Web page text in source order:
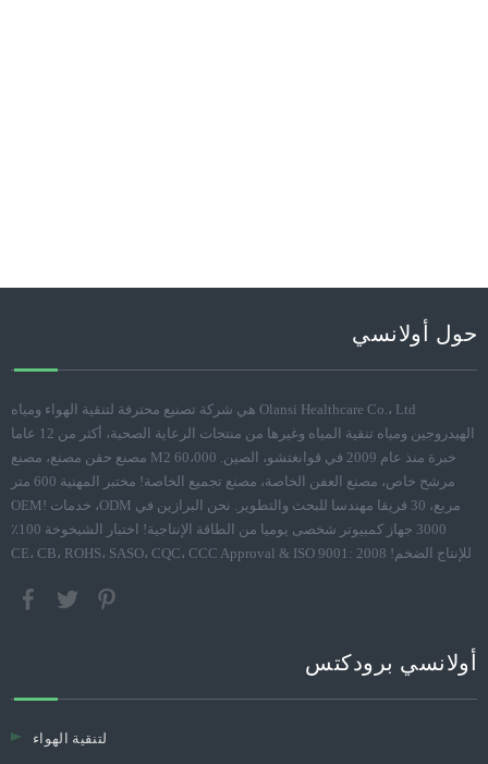
حول أولانسي
Olansi Healthcare Co.، Ltd هي شركة تصنيع محترفة لتنقية الهواء ومياه
الهيدروجين ومياه تنقية المياه وغيرها من منتجات الرعاية الصحية، أكثر من 12 عاما
خبرة منذ عام 2009 في قوانغتشو، الصين. 60،000 M2 مصنع حقن مصنع، مصنع
مرشح خاص، مصنع العفن الخاصة، مصنع تجميع الخاصة! مختبر المهنية 600 متر
مربع، 30 فريقا مهندسا للبحث والتطوير. نحن البرازين في ODM، خدمات OEM!
3000 جهاز كمبيوتر شخصى يوميا من الطاقة الإنتاجية! اختبار الشيخوخة 100٪
للإنتاج الضخم! CE، CB، ROHS، SASO، CQC، CCC Approval & ISO 9001: 2008
أولانسي برودكتس
لتنقية الهواء